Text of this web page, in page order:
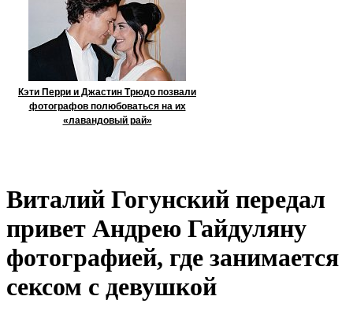
Кэти Перри и Джастин Трюдо позвали
фотографов полюбоваться на их
«лавандовый рай»
Виталий Гогунский передал
привет Андрею Гайдуляну
фотографией, где занимается
сексом с девушкой